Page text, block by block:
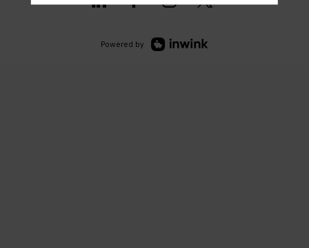
Powered by